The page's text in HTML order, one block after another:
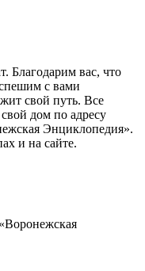
Благодарим вас, что
с вами
свой путь. Все
дом по адресу
Энциклопедия».
и на сайте.